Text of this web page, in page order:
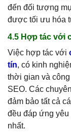
đến đối tượng
được tối ưu hóa
4.5 Hợp tác với
Việc hợp tác với
tín, có kinh
thời gian và
SEO. Các
đảm bảo tất cả
đều đáp ứng yêu
nhất.